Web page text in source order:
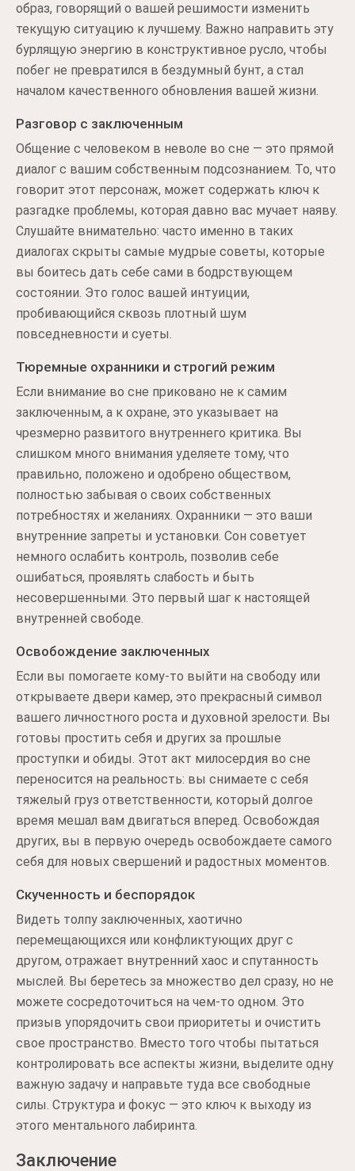
образ, говорящий о вашей решимости изменить
текущую ситуацию к лучшему. Важно направить эту
бурлящую энергию в конструктивное русло, чтобы
побег не превратился в бездумный бунт, а стал
началом качественного обновления вашей жизни.
Разговор с заключенным
Общение с человеком в неволе во сне — это прямой
диалог с вашим собственным подсознанием. То, что
говорит этот персонаж, может содержать ключ к
разгадке проблемы, которая давно вас мучает наяву.
Слушайте внимательно: часто именно в таких
диалогах скрыты самые мудрые советы, которые
вы боитесь дать себе сами в бодрствующем
состоянии. Это голос вашей интуиции,
пробивающийся сквозь плотный шум
повседневности и суеты.
Тюремные охранники и строгий режим
Если внимание во сне приковано не к самим
заключенным, а к охране, это указывает на
чрезмерно развитого внутреннего критика. Вы
слишком много внимания уделяете тому, что
правильно, положено и одобрено обществом,
полностью забывая о своих собственных
потребностях и желаниях. Охранники — это ваши
внутренние запреты и установки. Сон советует
немного ослабить контроль, позволив себе
ошибаться, проявлять слабость и быть
несовершенными. Это первый шаг к настоящей
внутренней свободе.
Освобождение заключенных
Если вы помогаете кому-то выйти на свободу или
открываете двери камер, это прекрасный символ
вашего личностного роста и духовной зрелости. Вы
готовы простить себя и других за прошлые
проступки и обиды. Этот акт милосердия во сне
переносится на реальность: вы снимаете с себя
тяжелый груз ответственности, который долгое
время мешал вам двигаться вперед. Освобождая
других, вы в первую очередь освобождаете самого
себя для новых свершений и радостных моментов.
Скученность и беспорядок
Видеть толпу заключенных, хаотично
перемещающихся или конфликтующих друг с
другом, отражает внутренний хаос и спутанность
мыслей. Вы беретесь за множество дел сразу, но не
можете сосредоточиться на чем-то одном. Это
призыв упорядочить свои приоритеты и очистить
свое пространство. Вместо того чтобы пытаться
контролировать все аспекты жизни, выделите одну
важную задачу и направьте туда все свободные
силы. Структура и фокус — это ключ к выходу из
этого ментального лабиринта.
Заключение